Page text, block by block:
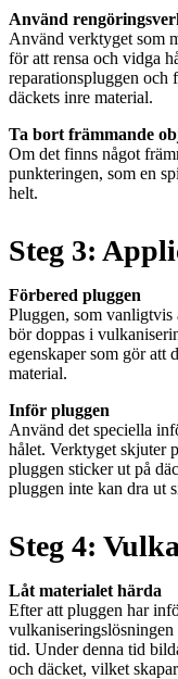
Använd
Använd verktyget som
för att rensa och vidga
reparationspluggen och
däckets inre material.
Ta bort främmande
Om det finns något
punkteringen, som en
helt.
Steg 3:
Förbered pluggen
Pluggen, som vanligtvis
bör doppas i
egenskaper som gör att
material.
Inför pluggen
Använd det speciella
hålet. Verktyget skjuter
pluggen sticker ut på
pluggen inte kan dra ut
Steg 4:
Låt materialet härda
Efter att pluggen har
tid. Under denna tid
och däcket, vilket